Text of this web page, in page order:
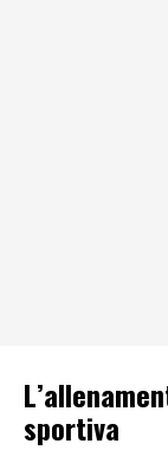
sportiva